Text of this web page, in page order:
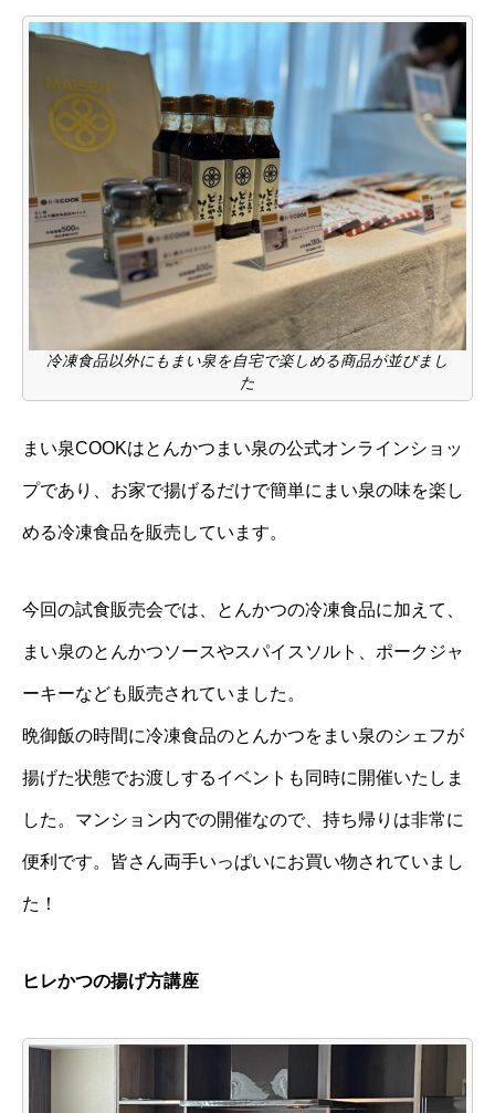
冷凍食品以外にもまい泉を自宅で楽しめる商品が並びまし
た
まい泉COOKはとんかつまい泉の公式オンラインショッ
プであり、お家で揚げるだけで簡単にまい泉の味を楽し
める冷凍食品を販売しています。
今回の試食販売会では、とんかつの冷凍食品に加えて、
まい泉のとんかつソースやスパイスソルト、ポークジャ
ーキーなども販売されていました。
晩御飯の時間に冷凍食品のとんかつをまい泉のシェフが
揚げた状態でお渡しするイベントも同時に開催いたしま
した。 マンション内での開催なので、持ち帰りは非常に
便利です。 皆さん両手いっぱいにお買い物されていまし
た！
ヒレかつの揚げ方講座